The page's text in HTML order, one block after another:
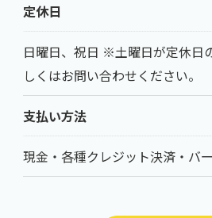
定休日
日曜日、祝日 ※土曜日が定休日
しくはお問い合わせください。
支払い方法
現金・各種クレジット決済・バ